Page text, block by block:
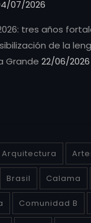
07/2026
tres años
de la
Grande 22/06/2026
Arquitectura
Brasil Calama
Comunidad B